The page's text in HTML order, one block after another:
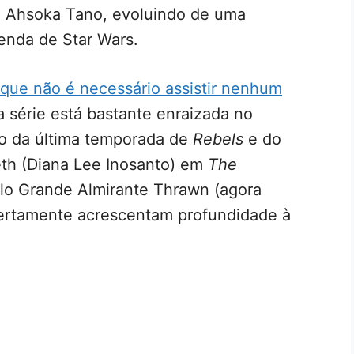
Tano, evoluindo de uma
de Star Wars.
não é necessário assistir nenhum
série está bastante enraizada no
da última temporada de Rebels e do
(Diana Lee Inosanto) em The
Grande Almirante Thrawn (agora
acrescentam profundidade à